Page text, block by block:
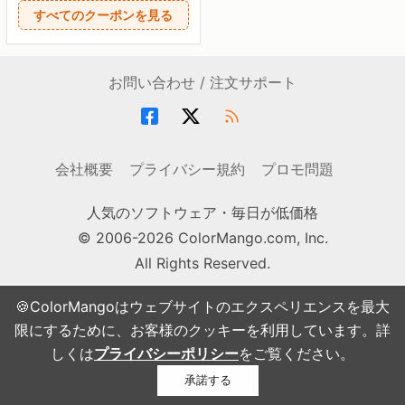
🍪ColorMangoはウェブサイトのエクスペリエンスを最大
限にするために、お客様のクッキーを利用しています。詳
しくはプライバシーポリシーをご覧ください。
承諾する
すべてのクーポンを見る
お問い合わせ / 注文サポート
会社概要 プライバシー規約 プロモ問題
人気のソフトウェア・毎日が低価格
© 2006-2026 ColorMango.com, Inc.
All Rights Reserved.